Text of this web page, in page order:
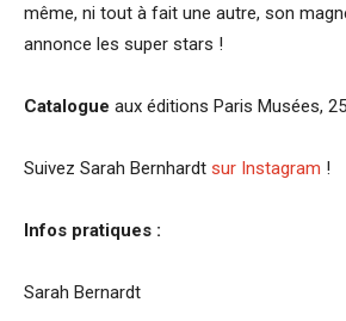
même, ni tout à fait une autre, son
annonce les super stars !
Catalogue aux éditions Paris Musées,
Suivez Sarah Bernhardt sur Instagram !
Infos pratiques :
Sarah Bernardt